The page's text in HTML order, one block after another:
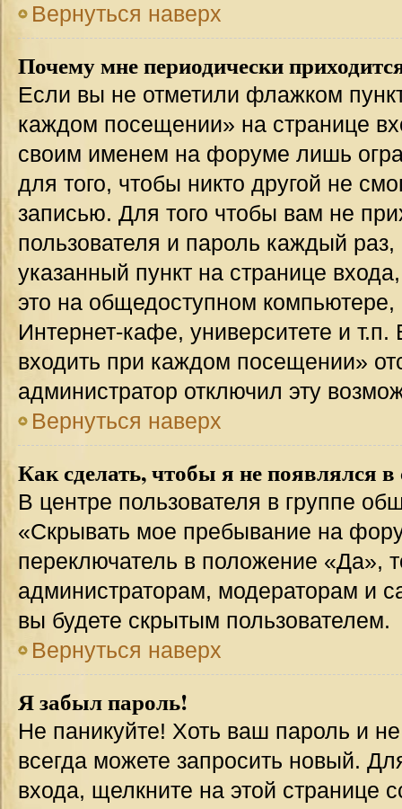
Вернуться наверх
Почему мне периодически
Если вы не отметили флажком
каждом посещении» на странице
своим именем на форуме лишь
для того, чтобы никто другой не
записью. Для того чтобы вам не
пользователя и пароль каждый
указанный пункт на странице
это на общедоступном
Интернет-кафе, университете и т.п.
входить при каждом посещении»
администратор отключил эту
Вернуться наверх
Как сделать, чтобы я не появлялся
В центре пользователя в группе
«Скрывать мое пребывание на
переключатель в положение «Да»,
администраторам, модераторам и
вы будете скрытым пользователем.
Вернуться наверх
Я забыл пароль!
Не паникуйте! Хоть ваш пароль и
всегда можете запросить новый.
входа, щелкните на этой странице